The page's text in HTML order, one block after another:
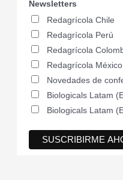
Newsletters
Redagrícola Chile
Redagrícola Perú
Redagrícola
Redagrícola México
Novedades de
Biologicals Latam
Biologicals Latam